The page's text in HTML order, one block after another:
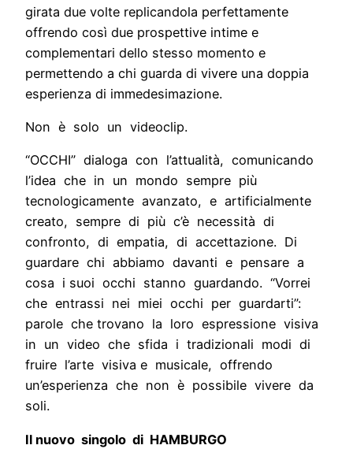
girata due volte replicandola perfettamente
offrendo così due prospettive intime e
complementari dello stesso momento e
permettendo a chi guarda di vivere una doppia
esperienza di immedesimazione.
Non è solo un videoclip.
“OCCHI” dialoga con l’attualità, comunicando
l’idea che in un mondo sempre più
tecnologicamente avanzato, e artificialmente
creato, sempre di più c’è necessità di
confronto, di empatia, di accettazione. Di
guardare chi abbiamo davanti e pensare a
cosa i suoi occhi stanno guardando. “Vorrei
che entrassi nei miei occhi per guardarti”:
parole che trovano la loro espressione visiva
in un video che sfida i tradizionali modi di
fruire l’arte visiva e musicale, offrendo
un’esperienza che non è possibile vivere da
soli.
Il nuovo singolo di HAMBURGO